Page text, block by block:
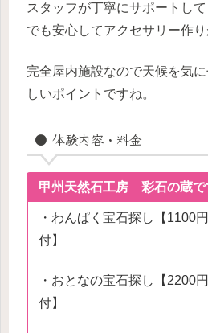
スタッフが丁寧にサポートし
でも安心してアクセサリー作り
完全屋内施設なので天候を気
しいポイントですね。
● 体験内容・料金
甲州天然石工房 彩石の蔵で
・わんぱく宝石探し【1100
付】
・おとなの宝石探し【2200
付】